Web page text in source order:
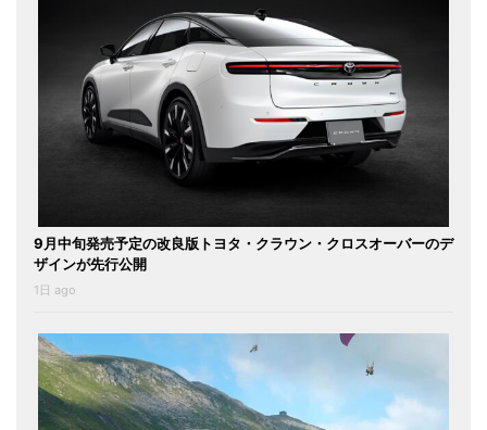
9月中旬発売予定の改良版トヨタ・クラウン・クロスオーバーのデ
ザインが先行公開
1日 ago